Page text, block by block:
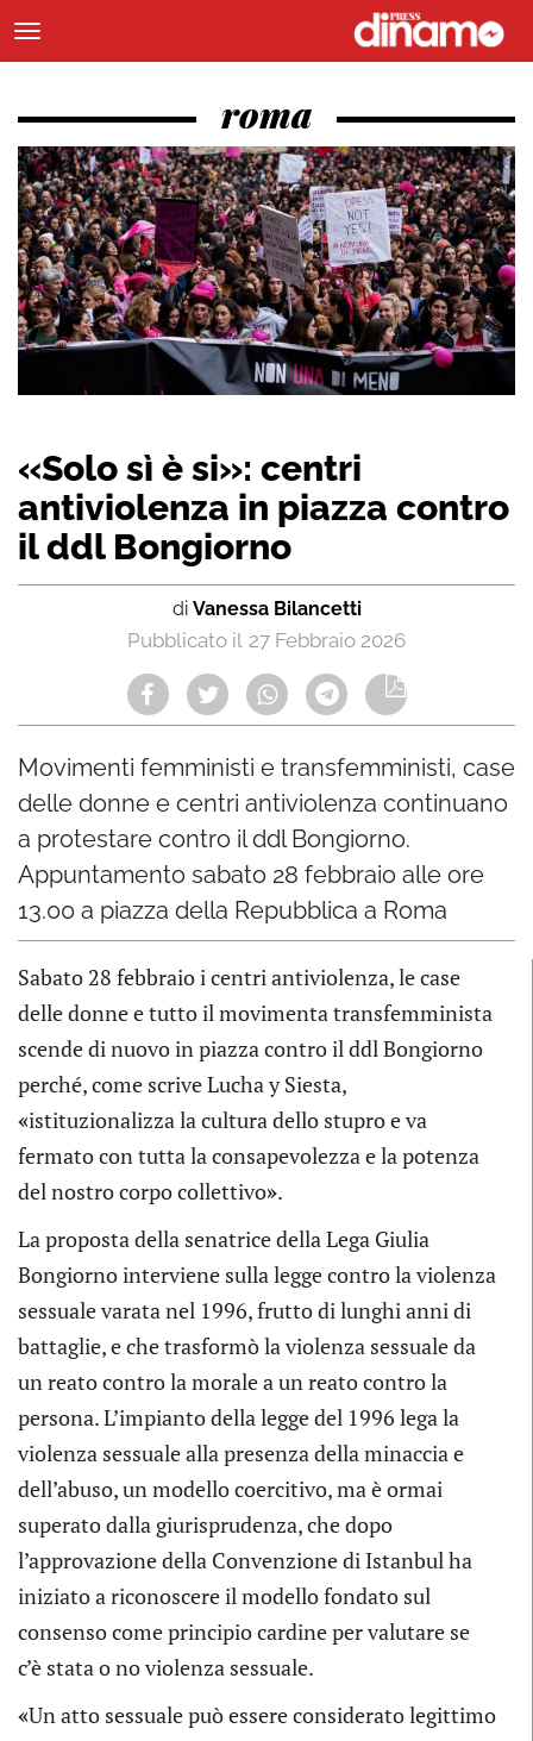
roma
«Solo sì è si»: centri
antiviolenza in piazza contro
il ddl Bongiorno
di Vanessa Bilancetti
27 Febbraio 2026
Movimenti femministi e transfemministi, case
delle donne e centri antiviolenza continuano
a protestare contro il ddl Bongiorno.
Appuntamento sabato 28 febbraio alle ore
13.00 a piazza della Repubblica a Roma
Sabato 28 febbraio i centri antiviolenza, le case
delle donne e tutto il movimenta transfemminista
scende di nuovo in piazza contro il ddl Bongiorno
perché, come scrive Lucha y Siesta,
«istituzionalizza la cultura dello stupro e va
fermato con tutta la consapevolezza e la potenza
del nostro corpo collettivo».
La proposta della senatrice della Lega Giulia
Bongiorno interviene sulla legge contro la violenza
sessuale varata nel 1996, frutto di lunghi anni di
battaglie, e che trasformò la violenza sessuale da
un reato contro la morale a un reato contro la
persona. L’impianto della legge del 1996 lega la
violenza sessuale alla presenza della minaccia e
dell’abuso, un modello coercitivo, ma è ormai
superato dalla giurisprudenza, che dopo
l’approvazione della Convenzione di Istanbul ha
iniziato a riconoscere il modello fondato sul
consenso come principio cardine per valutare se
c’è stata o no violenza sessuale.
«Un atto sessuale può essere considerato legittimo